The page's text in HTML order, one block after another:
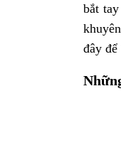
bắt
đây